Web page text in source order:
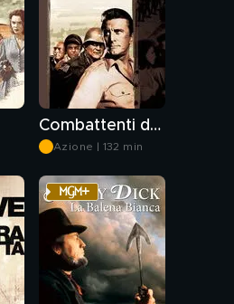
Combattenti della notte
Azione | 132 min